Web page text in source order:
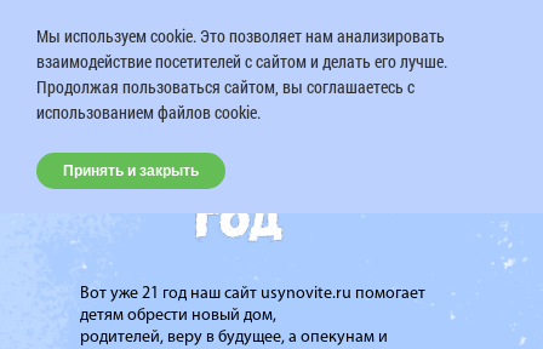
Вот уже 21 год наш сайт usynovite.ru помогает
детям обрести новый дом,
родителей, веру в будущее, а опекунам и
Мы используем cookie. Это позволяет нам анализировать
взаимодействие посетителей с сайтом и делать его лучше.
Продолжая пользоваться сайтом, вы соглашаетесь с
использованием файлов cookie.
Принять и закрыть